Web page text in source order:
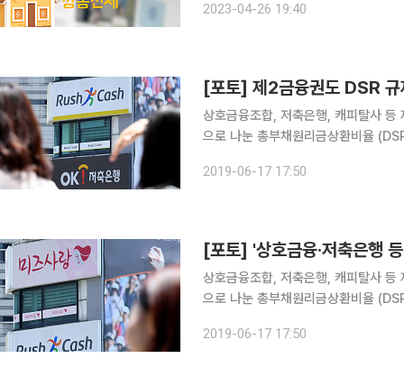
고 있는데요. 연봉을 1억 원으
2023-04-26 19:40
[포토] 제2금융권도 DSR 규
상호금융조합, 저축은행, 캐피탈사
으로 나눈 총부채원리금상환비율
말까지 160%로 낮춰야 하며, 저축은
2019-06-17 17:50
[포토] '상호금융·저축은행
상호금융조합, 저축은행, 캐피탈사
으로 나눈 총부채원리금상환비율
말까지 160%로 낮춰야 하며, 저축은
2019-06-17 17:50